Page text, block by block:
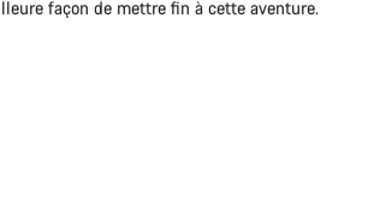
façon de mettre fin à cette aventure.